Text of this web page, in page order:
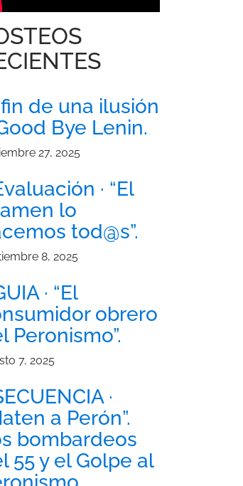
de una ilusión
Bye Lenin.
27, 2025
· “El
lo
tod@s”.
8, 2025
· “El
obrero
Peronismo”.
7, 2025
·
a Perón”.
bombardeos
55 y el Golpe al